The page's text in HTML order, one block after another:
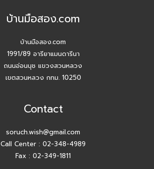
บ้านมือสอง.com
บ้านมือสอง.com
1991/89 อารียาแมนดารีนา
ถนนอ่อนนุช แขวงสวนหลวง
เขตสวนหลวง กทม. 10250
Contact
soruch.wish@gmail.com
Call Center : 02-348-4989
Fax : 02-349-1811